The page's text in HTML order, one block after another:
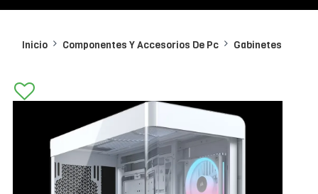
Inicio Componentes Y Accesorios De Pc Gabinetes